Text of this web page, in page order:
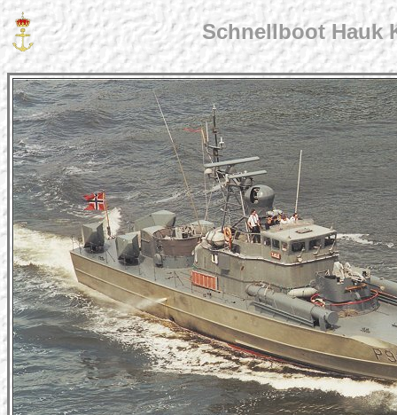
Schnellboot Hauk